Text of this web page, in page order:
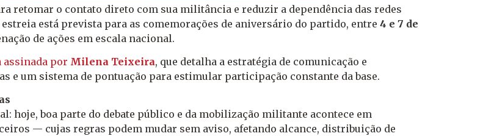
retomar o contato direto com sua militância e reduzir a dependência das redes
está prevista para as comemorações de aniversário do partido, entre 4 e 7 de
de ações em escala nacional.
assinada por Milena Teixeira, que detalha a estratégia de comunicação e
e um sistema de pontuação para estimular participação constante da base.
boa parte do debate público e da mobilização militante acontece em
— cujas regras podem mudar sem aviso, afetando alcance, distribuição de